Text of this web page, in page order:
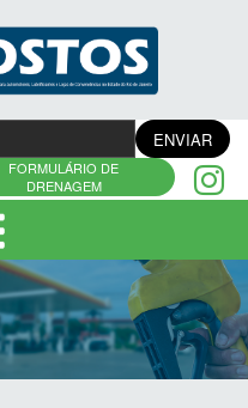
ENVIAR
FORMULÁRIO DE
DRENAGEM